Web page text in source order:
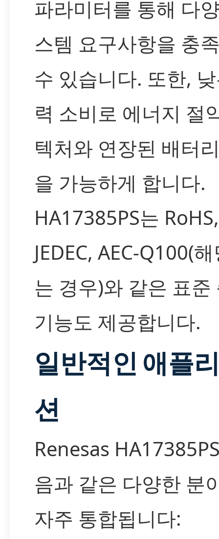
파라미터를 통해 다
스템 요구사항을 충
수 있습니다. 또한,
력 소비로 에너지 절
텍처와 연장된 배터
을 가능하게 합니다.
HA17385PS는 RoHS,
JEDEC, AEC-Q100(
는 경우)와 같은 표준
기능도 제공합니다.
일반적인 애플
션
Renesas
음과 같은 다양한 분
자주 통합됩니다: